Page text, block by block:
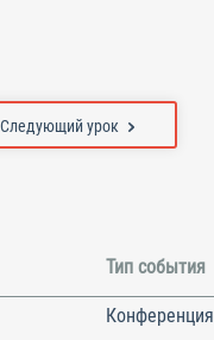
Следующий урок
Тип события
Конференция